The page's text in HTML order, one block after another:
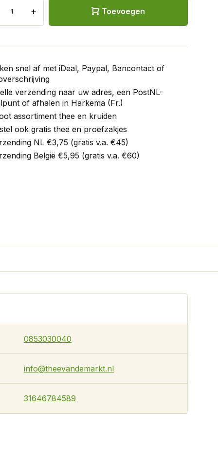
+ Toevoegen
snel af met iDeal, Paypal, Bancontact of
verzending naar uw adres, een PostNL-
of afhalen in Harkema (Fr.)
assortiment thee en kruiden
ook gratis thee en proefzakjes
NL €3,75 (gratis v.a. €45)
België €5,95 (gratis v.a. €60)
0853030040
info@theevandemarkt.nl
31646784589